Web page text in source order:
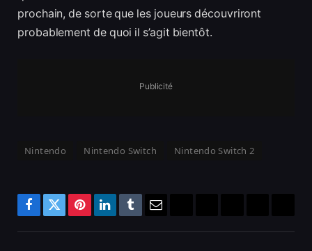
prochain, de sorte que les joueurs découvriront
probablement de quoi il s’agit bientôt.
Publicité
Nintendo Nintendo Switch Nintendo Switch 2
Facebook
TwitterPinterestLinkedInTumblr